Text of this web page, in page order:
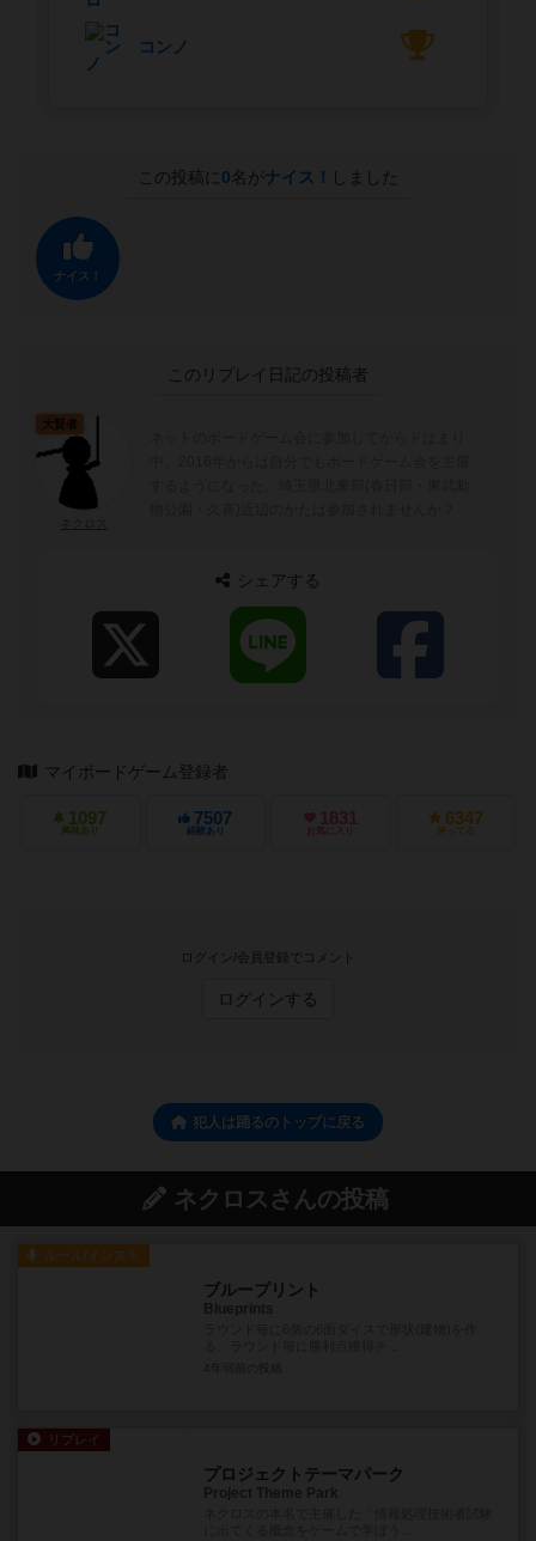
コンノ
この投稿に 0名がナイス！ しました
ナイス！
このリプレイ日記の投稿者
大賢者
シェアする
マイボードゲーム登録者
1097
興味あり
7507
経験あり
1831
お気に入り
6347
持ってる
ログイン/会員登録でコメント
ログインする
犯人は踊るのトップに戻る
ネクロスさんの投稿
ルール/インスト
ブループリント
リプレイ
プロジェクトテーマパーク